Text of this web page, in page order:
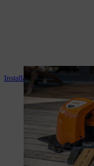
Installation af din iMOW®